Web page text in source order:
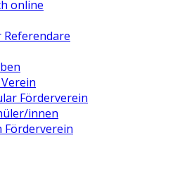
online
Förderverein
innen
Förderverein